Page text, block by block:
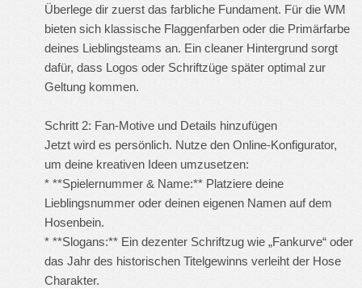
Überlege dir zuerst das farbliche Fundament. Für die WM
bieten sich klassische Flaggenfarben oder die Primärfarbe
deines Lieblingsteams an. Ein cleaner Hintergrund sorgt
dafür, dass Logos oder Schriftzüge später optimal zur
Geltung kommen.
Schritt 2: Fan-Motive und Details hinzufügen
Jetzt wird es persönlich. Nutze den Online-Konfigurator,
um deine kreativen Ideen umzusetzen:
* **Spielernummer & Name:** Platziere deine
Lieblingsnummer oder deinen eigenen Namen auf dem
Hosenbein.
* **Slogans:** Ein dezenter Schriftzug wie „Fankurve“ oder
das Jahr des historischen Titelgewinns verleiht der Hose
Charakter.